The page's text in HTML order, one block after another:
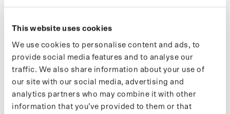
This website uses cookies
We use cookies to personalise content and ads, to
provide social media features and to analyse our
traffic. We also share information about your use of
our site with our social media, advertising and
analytics partners who may combine it with other
information that you’ve provided to them or that
van 10.000 mm, ideaal voor elk weertype. Aan de Cap zit ook een
van 7 gerecyclede flessen.
Wil je op de hoogte blijven van nieuwe drops en het laatste
nieuws, volg ons dan opInstagramof schrijf je in voor
onzenieuwsbrief.